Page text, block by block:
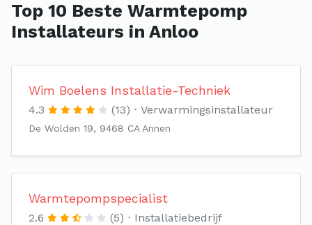
Top 10 Beste Warmtepomp
Installateurs in Anloo
Wim Boelens Installatie-Techniek
4.3 (13) Verwarmingsinstallateur
De Wolden 19, 9468 CA Annen
Warmtepompspecialist
2.6 (5) Installatiebedrijf